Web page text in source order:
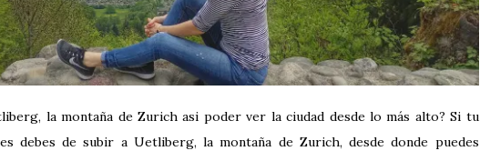
la montaña de Zurich asi poder ver la ciudad desde lo más alto? Si tu
debes de subir a Uetliberg, la montaña de Zurich, desde donde puedes